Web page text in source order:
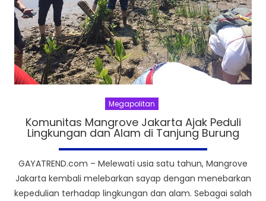
Megapolitan
Komunitas Mangrove Jakarta Ajak Peduli
Lingkungan dan Alam di Tanjung Burung
GAYATREND.com – Melewati usia satu tahun, Mangrove
Jakarta kembali melebarkan sayap dengan menebarkan
kepedulian terhadap lingkungan dan alam. Sebagai salah